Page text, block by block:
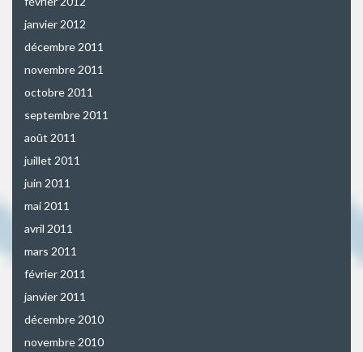
janvier 2012
décembre 2011
novembre 2011
octobre 2011
septembre 2011
août 2011
juillet 2011
juin 2011
mai 2011
avril 2011
mars 2011
février 2011
janvier 2011
décembre 2010
novembre 2010